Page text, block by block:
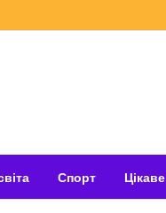
Спорт Цікаве